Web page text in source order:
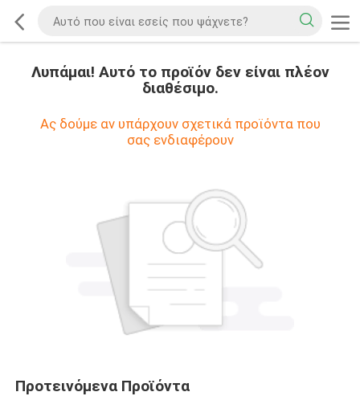
Λυπάμαι! Αυτό το προϊόν δεν είναι πλέον
διαθέσιμο.
Ας δούμε αν υπάρχουν σχετικά προϊόντα που
σας ενδιαφέρουν
Προτεινόμενα Προϊόντα